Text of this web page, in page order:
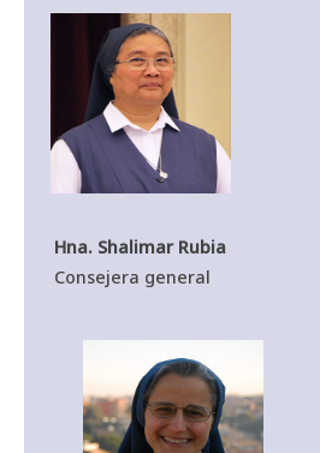
Hna. Shalimar Rubia
Consejera general